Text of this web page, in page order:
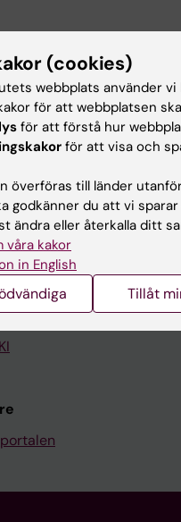
(cookies)
webbplats använder
för att webbplatsen
för att förstå hur
för att visa och
överföras till länder utanför
godkänner du att vi
ändra eller återkalla ditt
våra kakor
in English
Tillåt